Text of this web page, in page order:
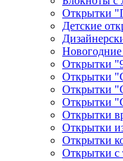
Открытки
Детские
Открытки
Открытки
Открытки
Открытки
Открытки
Открытки
Открытки
Открытки с